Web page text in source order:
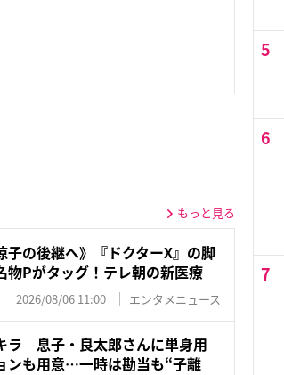
もっと見る
子の後継へ》『ドクターX』の脚
物Pがタッグ！テレ朝の新医療
2026/08/06 11:00 エンタメニュース
ラ 息子・良太郎さんに単身用
ンも用意…一時は勘当も“子離